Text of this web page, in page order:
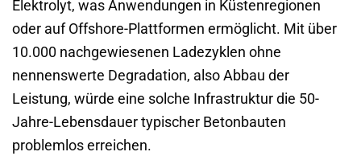
Elektrolyt, was Anwendungen in Küstenregionen
oder auf Offshore-Plattformen ermöglicht. Mit über
10.000 nachgewiesenen Ladezyklen ohne
nennenswerte Degradation, also Abbau der
Leistung, würde eine solche Infrastruktur die 50-
Jahre-Lebensdauer typischer Betonbauten
problemlos erreichen.